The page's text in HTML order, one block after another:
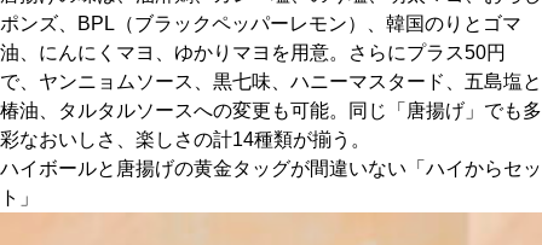
ポンズ、BPL（ブラックペッパーレモン）、韓国のりとゴマ
油、にんにくマヨ、ゆかりマヨを用意。さらにプラス50円
で、ヤンニョムソース、黒七味、ハニーマスタード、五島塩と
椿油、タルタルソースへの変更も可能。同じ「唐揚げ」でも多
彩なおいしさ、楽しさの計14種類が揃う。
ハイボールと唐揚げの黄金タッグが間違いない「ハイからセッ
ト」